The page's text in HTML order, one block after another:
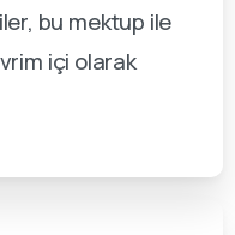
bu mektup ile
içi olarak